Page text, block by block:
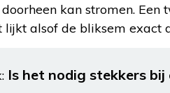
kan stromen.
alsof de bliksem exact
Is het nodig stekkers